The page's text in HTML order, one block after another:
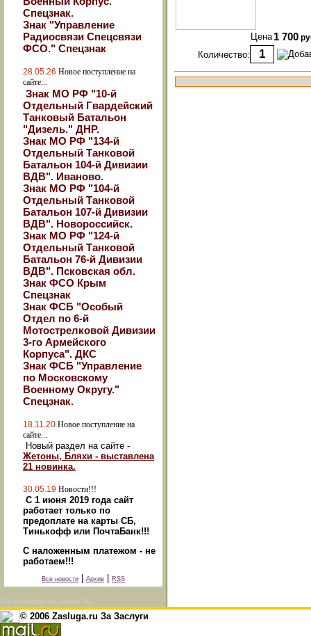
Спецзнак.
Знак "Управление
Радиосвязи Спецсвязи
ФСО." Спецзнак
28.05.26 Новое поступление на
сайте...
Знак МО РФ "10-й
Отдельный Гвардейский
Танковый Батальон
"Дизель." ДНР.
Знак МО РФ "134-й
Отдельный Танковой
Батальон 104-й Дивизии
ВДВ". Иваново.
Знак МО РФ "104-й
Отдельный Танковой
Батальон 107-й Дивизии
ВДВ". Новороссийск.
Знак МО РФ "124-й
Отдельный Танковой
Батальон 76-й Дивизии
ВДВ". Псковская обл.
Знак ФСО Крым
Спецзнак
Знак ФСБ "Особый
Отдел по 6-й
Мотострелковой Дивизии
3-го Армейского
Корпуса". ДКС
Знак ФСБ "Управление
по Московскому
Военному Округу."
Спецзнак.
18.11.20 Новое поступление на
сайте...
Новый раздел на сайте -
Жетоны, Бляхи - выставлена
21 новинка.
30.05.19 Новости!!!
С 1 июня 2019 года сайт
работает только по
предоплате на карты СБ,
Тинькофф или ПочтаБанк!!!
С наложенным платежом - не
работаем!!!
Все новости Архив RSS
Посетителей на сайте: 70
Цена 1 700
Количество:
© 2006 Zasluga.ru За Заслуги